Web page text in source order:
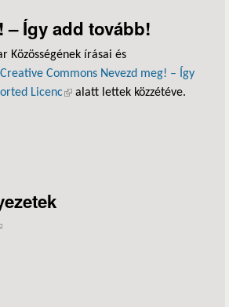
– Így add tovább!
Közösségének írásai és
Creative Commons Nevezd meg! – Így
Licenc(külső hivatkozás)
alatt lettek közzétéve.
hivatkozás)